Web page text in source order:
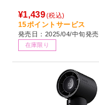
¥1,439(税込)
15ポイントサービス
発売日：2025/04/中旬発売
在庫限り